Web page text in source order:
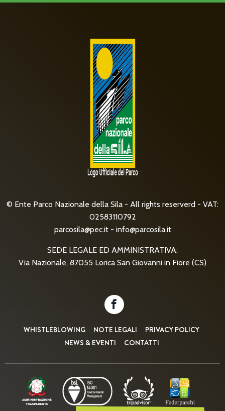
© Ente Parco Nazionale della Sila - All rights reserverd - VAT:
02583110792
parcosila@pec.it- info@parcosila.it
SEDE LEGALE ED AMMINISTRATIVA:
Via Nazionale, 87055 Lorica San Giovanni in Fiore (CS)
WHISTLEBLOWING NOTE LEGALI
PRIVACY POLICY
NEWS & EVENTI
CONTATTI